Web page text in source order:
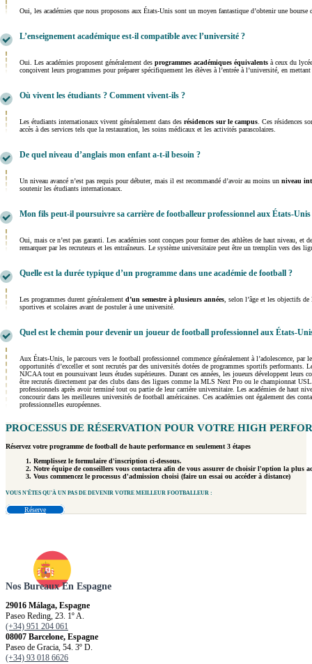
Oui, les académies que nous proposons aux États-Unis sont un moyen fantastique d’obtenir une
L’enseignement académique est-il compatible avec l’université ?
Oui. Les académies proposent généralement des programmes académiques équivalents à ceux du
conçoivent leurs programmes pour préparer spécifiquement les élèves à l’entrée à l’université, en
Où vivent les étudiants ? Comment vivent-ils ?
Les étudiants internationaux vivent généralement dans des résidences sur le campus . Ces résidences
accès à des services tels que la restauration, les soins médicaux et les activités parascolaires.
De quel niveau d’anglais mon enfant a-t-il besoin ?
Un niveau avancé n’est pas requis pour débuter, mais il est recommandé d’avoir au moins un niveau
soutenir les étudiants internationaux.
Mon fils peut-il poursuivre sa carrière de footballeur professionnel aux États-Unis
Oui, mais ce n’est pas garanti. Les académies sont conçues pour former des athlètes de haut niveau,
remarquer par les recruteurs et les entraîneurs. Le système universitaire peut être un tremplin vers des
Quelle est la durée typique d’un programme dans une académie de football ?
Les programmes durent généralement d’un semestre à plusieurs années , selon l’âge et les objectifs
sportives et scolaires avant de postuler à une université.
Quel est le chemin pour devenir un joueur de football professionnel aux États-
Aux États-Unis, le parcours vers le football professionnel commence généralement à l’adolescence,
opportunités d’exceller et sont recrutés par des universités dotées de programmes sportifs
NJCAA tout en poursuivant leurs études supérieures. Durant ces années, les joueurs développent
être recrutés directement par des clubs dans des ligues comme la MLS Next Pro ou le championnat
professionnels après avoir terminé tout ou partie de leur carrière universitaire. Les académies de haut
concourir dans les meilleures universités de football américaines. Ces académies ont également des
professionnelles européennes.
PROCESSUS DE RÉSERVATION POUR VOTRE HIGH
Réservez votre programme de football de haute performance en seulement 3 étapes
Remplissez le formulaire d'inscription ci-dessous.
Notre équipe de conseillers vous contactera afin de vous assurer de choisir l'option la plus
Vous commencez le processus d'admission choisi (faire un essai ou accéder à distance)
VOUS N'ÊTES QU'À UN PAS DE DEVENIR VOTRE MEILLEUR FOOTBALLEUR :
Réserve
Nos Bureaux En Espagne
29016 Málaga, Espagne
Paseo Reding, 23. 1º A.
(+34) 951 204 061
08007 Barcelone, Espagne
Paseo de Gracia, 54. 3º D.
(+34) 93 018 6626